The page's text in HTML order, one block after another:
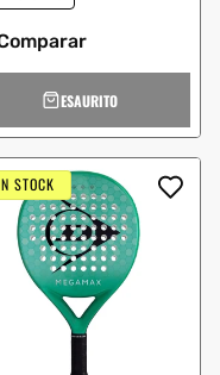
ESAURITO
STOCK